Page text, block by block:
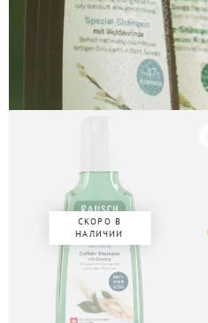
СКОРО В
НАЛИЧИИ